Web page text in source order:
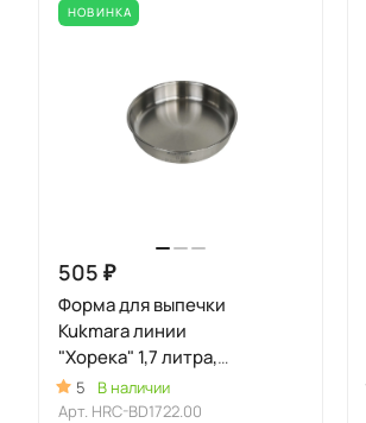
НОВИНКА
505 ₽
Форма для выпечки
Kukmara линии
"Хорека" 1,7 литра,
диаметром 22см
5
В наличии
Арт. HRC-BD1722.00